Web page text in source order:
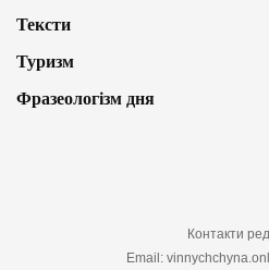
Тексти
Туризм
Фразеологізм дня
Контакти
Email: